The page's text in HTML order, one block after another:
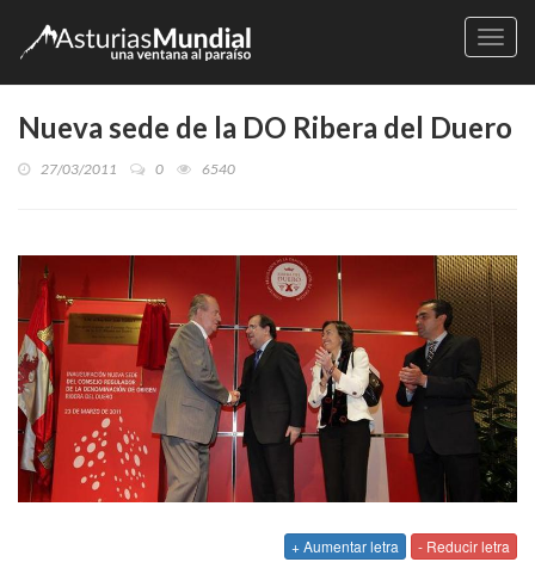
Nueva sede de la DO Ribera del Duero
27/03/2011 0 6540
+ Aumentar letra - Reducir letra